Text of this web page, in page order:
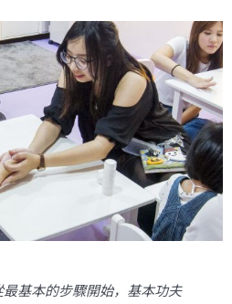
基本的步驟開始，基本功夫